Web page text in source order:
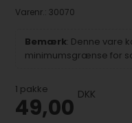
Varenr.: 30070
Bemærk: Denne vare
minimumsgrænse for
1 pakke
49,00 DKK